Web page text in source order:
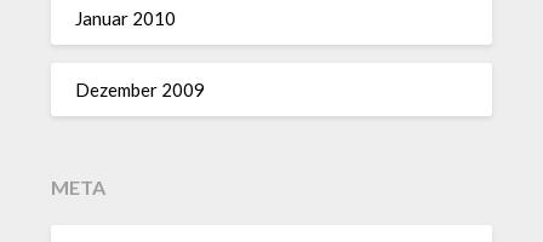
Januar 2010
Dezember 2009
META